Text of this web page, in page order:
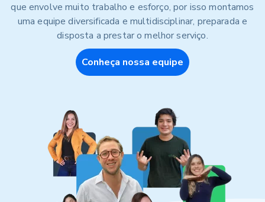
que envolve muito trabalho e esforço, por isso montamos
uma equipe diversificada e multidisciplinar, preparada e
disposta a prestar o melhor serviço.
Conheça nossa equipe